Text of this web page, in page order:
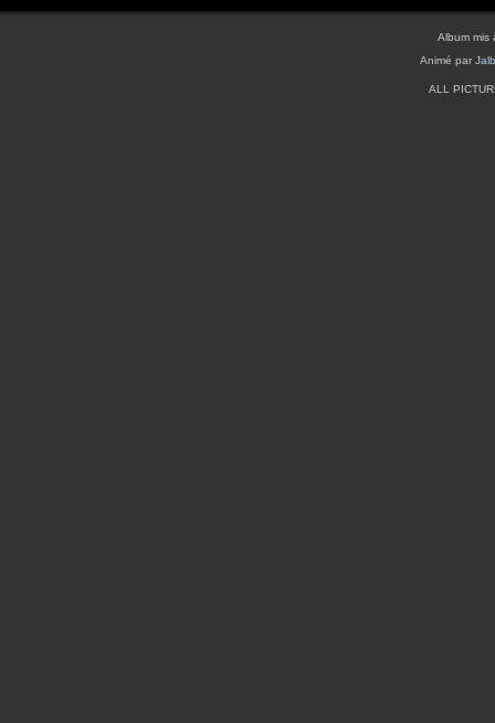
Album mis
Animé par
ALL